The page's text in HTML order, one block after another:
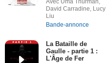
Avec Uma Thurman,
David Carradine, Lucy
Liu
Bande-annonce
La Bataille de
Gaulle - partie 1 :
L'Âge de Fer